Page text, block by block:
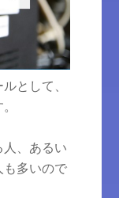
として、
、あるい
も多いので